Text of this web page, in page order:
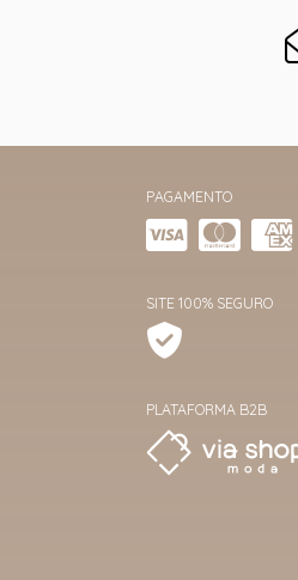
PAGAMENTO
SITE 100% SEGURO
PLATAFORMA B2B